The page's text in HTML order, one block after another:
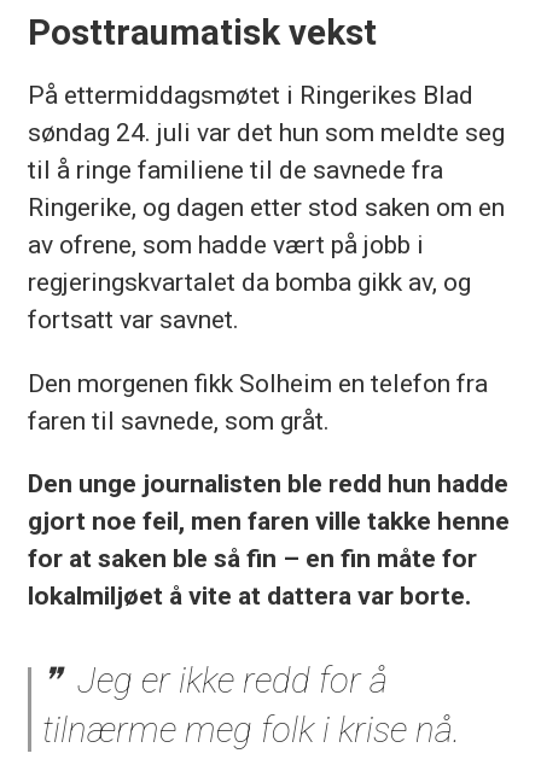
Posttraumatisk vekst
På ettermiddagsmøtet i Ringerikes Blad
søndag 24. juli var det hun som meldte seg
til å ringe familiene til de savnede fra
Ringerike, og dagen etter stod saken om en
av ofrene, som hadde vært på jobb i
regjeringskvartalet da bomba gikk av, og
fortsatt var savnet.
Den morgenen fikk Solheim en telefon fra
faren til savnede, som gråt.
Den unge journalisten ble redd hun hadde
gjort noe feil, men faren ville takke henne
for at saken ble så fin – en fin måte for
lokalmiljøet å vite at dattera var borte.
Jeg er ikke redd for å
tilnærme meg folk i krise nå.